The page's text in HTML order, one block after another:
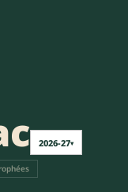
2026-27▾